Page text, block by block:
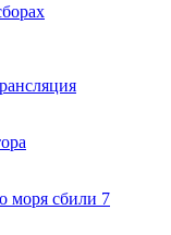
моря сбили 7